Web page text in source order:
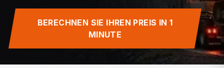
Move Your Machine ist der Transportpartner, der diese
Unsicherheit vollständig beseitigt. Unser
über schwere Lasten und Transportlogistik
der Geschwindigkeit von KI. Das Ergebnis: die erste
autonome Plattform für Maschinentransport.
BERECHNEN SIE IHREN PREIS IN 1
MINUTE